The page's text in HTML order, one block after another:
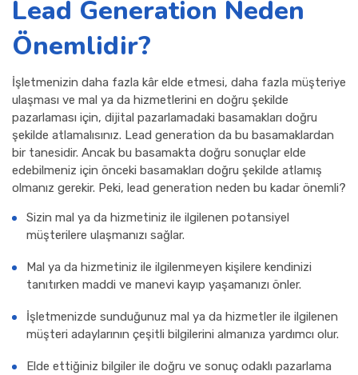
Lead Generation Neden
Önemlidir?
İşletmenizin daha fazla kâr elde etmesi, daha fazla müşteriye
ulaşması ve mal ya da hizmetlerini en doğru şekilde
pazarlaması için, dijital pazarlamadaki basamakları doğru
şekilde atlamalısınız. Lead generation da bu basamaklardan
bir tanesidir. Ancak bu basamakta doğru sonuçlar elde
edebilmeniz için önceki basamakları doğru şekilde atlamış
olmanız gerekir. Peki, lead generation neden bu kadar önemli?
Sizin mal ya da hizmetiniz ile ilgilenen potansiyel
müşterilere ulaşmanızı sağlar.
Mal ya da hizmetiniz ile ilgilenmeyen kişilere kendinizi
tanıtırken maddi ve manevi kayıp yaşamanızı önler.
İşletmenizde sunduğunuz mal ya da hizmetler ile ilgilenen
müşteri adaylarının çeşitli bilgilerini almanıza yardımcı olur.
Elde ettiğiniz bilgiler ile doğru ve sonuç odaklı pazarlama